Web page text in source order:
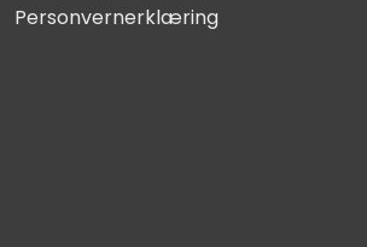
Personvernerklæring